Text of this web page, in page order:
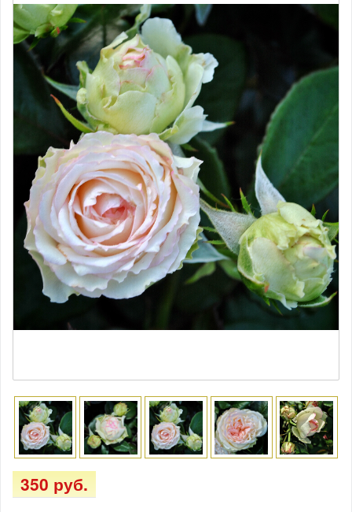
350 руб.